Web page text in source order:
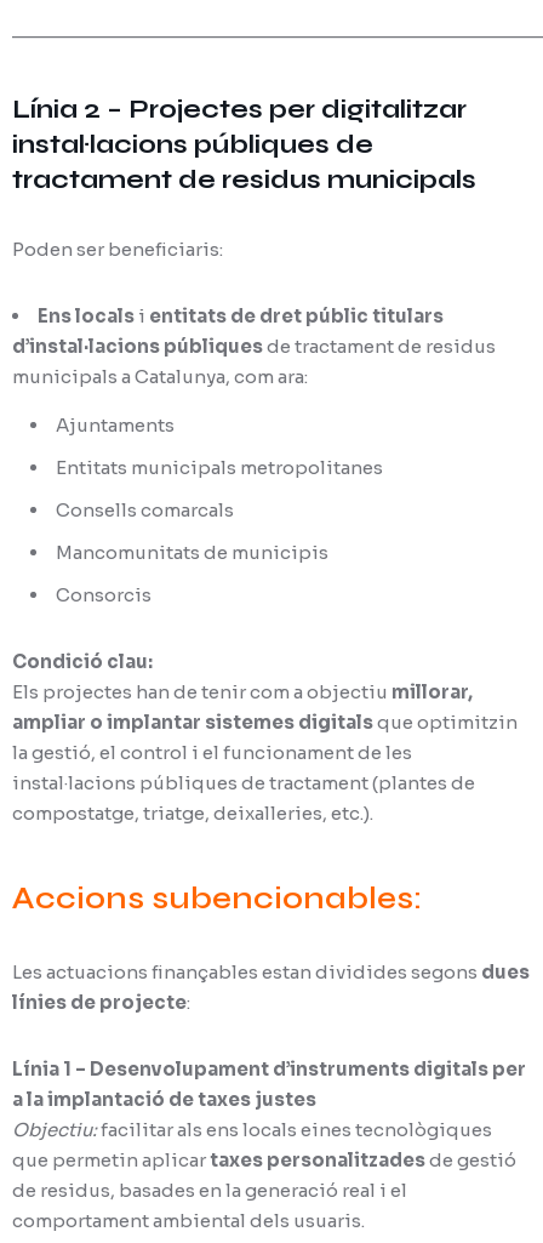
Línia 2 – Projectes per digitalitzar
instal·lacions públiques de
tractament de residus municipals
Poden ser beneficiaris:
Ens locals i entitats de dret públic titulars
d’instal·lacions públiquesde tractament de residus
municipals a Catalunya, com ara:
Ajuntaments
Entitats municipals metropolitanes
Consells comarcals
Mancomunitats de municipis
Consorcis
Condició clau:
Els projectes han de tenir com a objectiu millorar,
ampliar o implantar sistemes digitalsque optimitzin
la gestió, el control i el funcionament de les
instal·lacions públiques de tractament (plantes de
compostatge, triatge, deixalleries, etc.).
Accions subencionables:
Les actuacions finançables estan dividides segons dues
línies de projecte:
Línia 1 – Desenvolupament d’instruments digitals per
a la implantació de taxes justes
Objectiu:facilitar als ens locals eines tecnològiques
que permetin aplicartaxes personalitzadesde gestió
de residus, basades en la generació real i el
comportament ambiental dels usuaris.